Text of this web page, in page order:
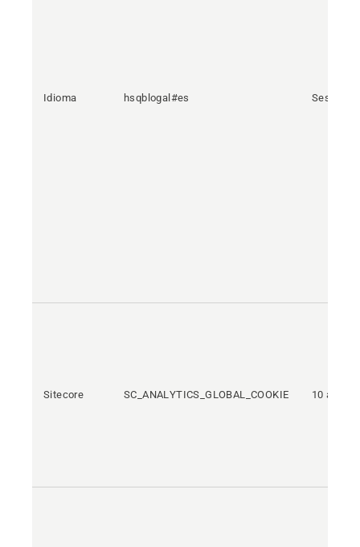
Idioma hsqblogal#es Sesión
Sitecore SC_ANALYTICS_GLOBAL_COOKIE 10 años